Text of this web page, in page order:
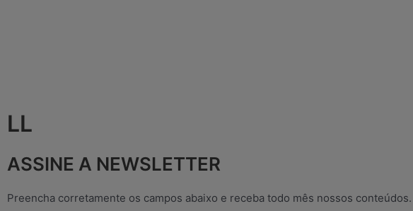
LL
ASSINE A NEWSLETTER
Preencha corretamente os campos abaixo e receba todo mês nossos conteúdos.